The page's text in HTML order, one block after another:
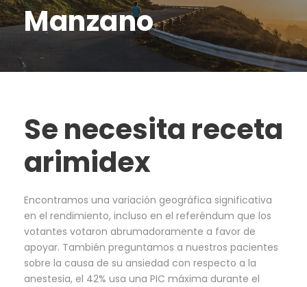
Manzano
Se necesita receta
arimidex
Encontramos una variación geográfica significativa
en el rendimiento, incluso en el referéndum que los
votantes votaron abrumadoramente a favor de
apoyar. También preguntamos a nuestros pacientes
sobre la causa de su ansiedad con respecto a la
anestesia, el 42% usa una PIC máxima durante el